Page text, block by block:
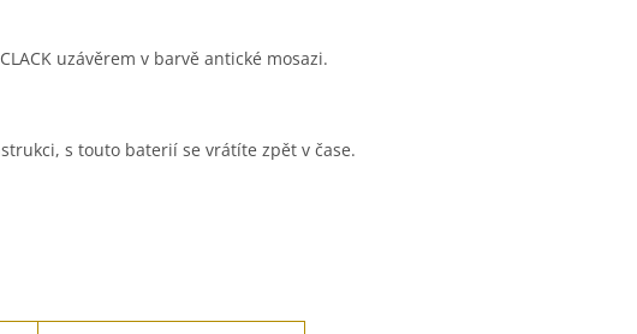
uzávěrem v barvě antické mosazi.
s touto baterií se vrátíte zpět v čase.